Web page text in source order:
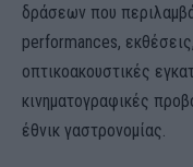
δράσεων που
performances,
οπτικοακουστικές
κινηματογραφικές
έθνικ γαστρονομίας.